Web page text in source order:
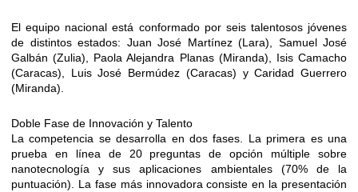
El equipo nacional está conformado por seis talentosos jóvenes
de distintos estados: Juan José Martínez (Lara), Samuel José
Galbán (Zulia), Paola Alejandra Planas (Miranda), Isis Camacho
(Caracas), Luis José Bermúdez (Caracas) y Caridad Guerrero
(Miranda).
Doble Fase de Innovación y Talento
La competencia se desarrolla en dos fases. La primera es una
prueba en línea de 20 preguntas de opción múltiple sobre
nanotecnología y sus aplicaciones ambientales (70% de la
puntuación). La fase más innovadora consiste en la presentación